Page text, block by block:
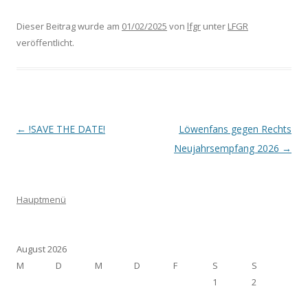
Dieser Beitrag wurde am 01/02/2025 von lfgr unter LFGR
veröffentlicht.
Beitrags-
← !SAVE THE DATE!
Löwenfans gegen Rechts
Neujahrsempfang 2026 →
Hauptmenü
August 2026
M
D M D F S
S
1
2